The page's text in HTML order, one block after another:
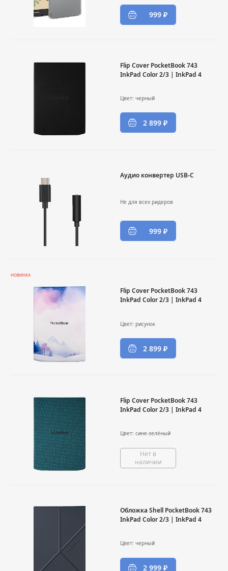
999 ₽
Flip Cover PocketBook 743
InkPad Color 2/3 | InkPad 4
Цвет: черный
2 899 ₽
Аудио конвертер USB-C
Не для всех ридеров
999 ₽
НОВИНКА
Flip Cover PocketBook 743
InkPad Color 2/3 | InkPad 4
Цвет: рисунок
2 899 ₽
Flip Cover PocketBook 743
InkPad Color 2/3 | InkPad 4
Цвет: сине-зелёный
Нет в
наличии
Обложка Shell PocketBook 743
InkPad Color 2/3 | InkPad 4
Цвет: черный
2 999 ₽